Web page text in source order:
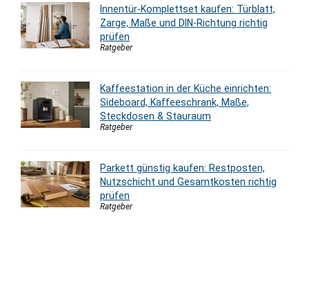
Innentür-Komplettset kaufen: Türblatt,
Zarge, Maße und DIN-Richtung richtig
prüfen
Ratgeber
Kaffeestation in der Küche einrichten:
Sideboard, Kaffeeschrank, Maße,
Steckdosen & Stauraum
Ratgeber
Parkett günstig kaufen: Restposten,
Nutzschicht und Gesamtkosten richtig
prüfen
Ratgeber